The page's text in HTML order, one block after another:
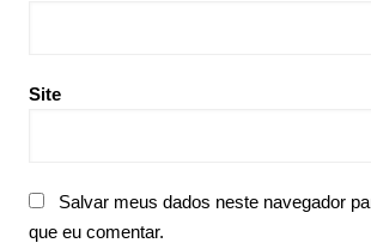
Site
Salvar meus dados neste navegador
que eu comentar.